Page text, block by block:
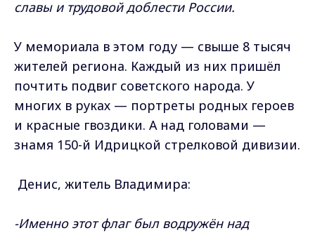
славы и трудовой доблести России.
У мемориала в этом году — свыше 8 тысяч
жителей региона. Каждый из них пришёл
почтить подвиг советского народа. У
многих в руках — портреты родных героев
и красные гвоздики. А над головами —
знамя 150-й Идрицкой стрелковой дивизии.
Денис, житель Владимира:
-Именно этот флаг был водружён над